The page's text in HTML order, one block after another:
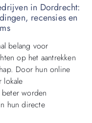
in Dordrecht:
recensies en
belang voor
op het aantrekken
Door hun online
lokale
worden
hun directe